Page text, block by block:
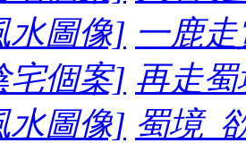
水圖像] 一鹿
宅個案] 再走
水圖像] 蜀境_